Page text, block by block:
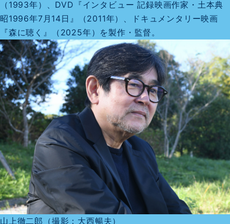
（1993年）、DVD『インタビュー 記録映画作家・土本典
昭1996年7月14日』（2011年）、ドキュメンタリー映画
『森に聴く』（2025年）を製作・監督。
山上徹二郎（撮影：大西暢夫）